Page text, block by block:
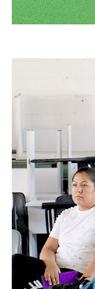
Brindar
una
reconocer
Taller